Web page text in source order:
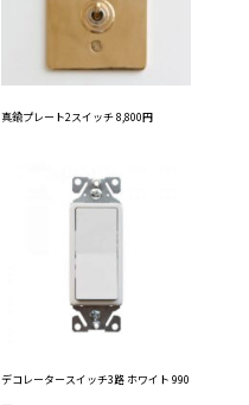
真鍮プレート2スイッチ 8,800円
デコレータースイッチ3路 ホワイト 990